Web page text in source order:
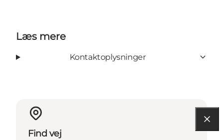
Læs mere
Kontaktoplysninger
Find vej